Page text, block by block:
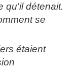
qu'il détenait.
se
étaient